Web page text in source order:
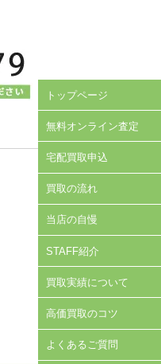
トップページ
無料オンライン査定
宅配買取申込
買取の流れ
当店の自慢
STAFF紹介
買取実績について
高価買取のコツ
よくあるご質問